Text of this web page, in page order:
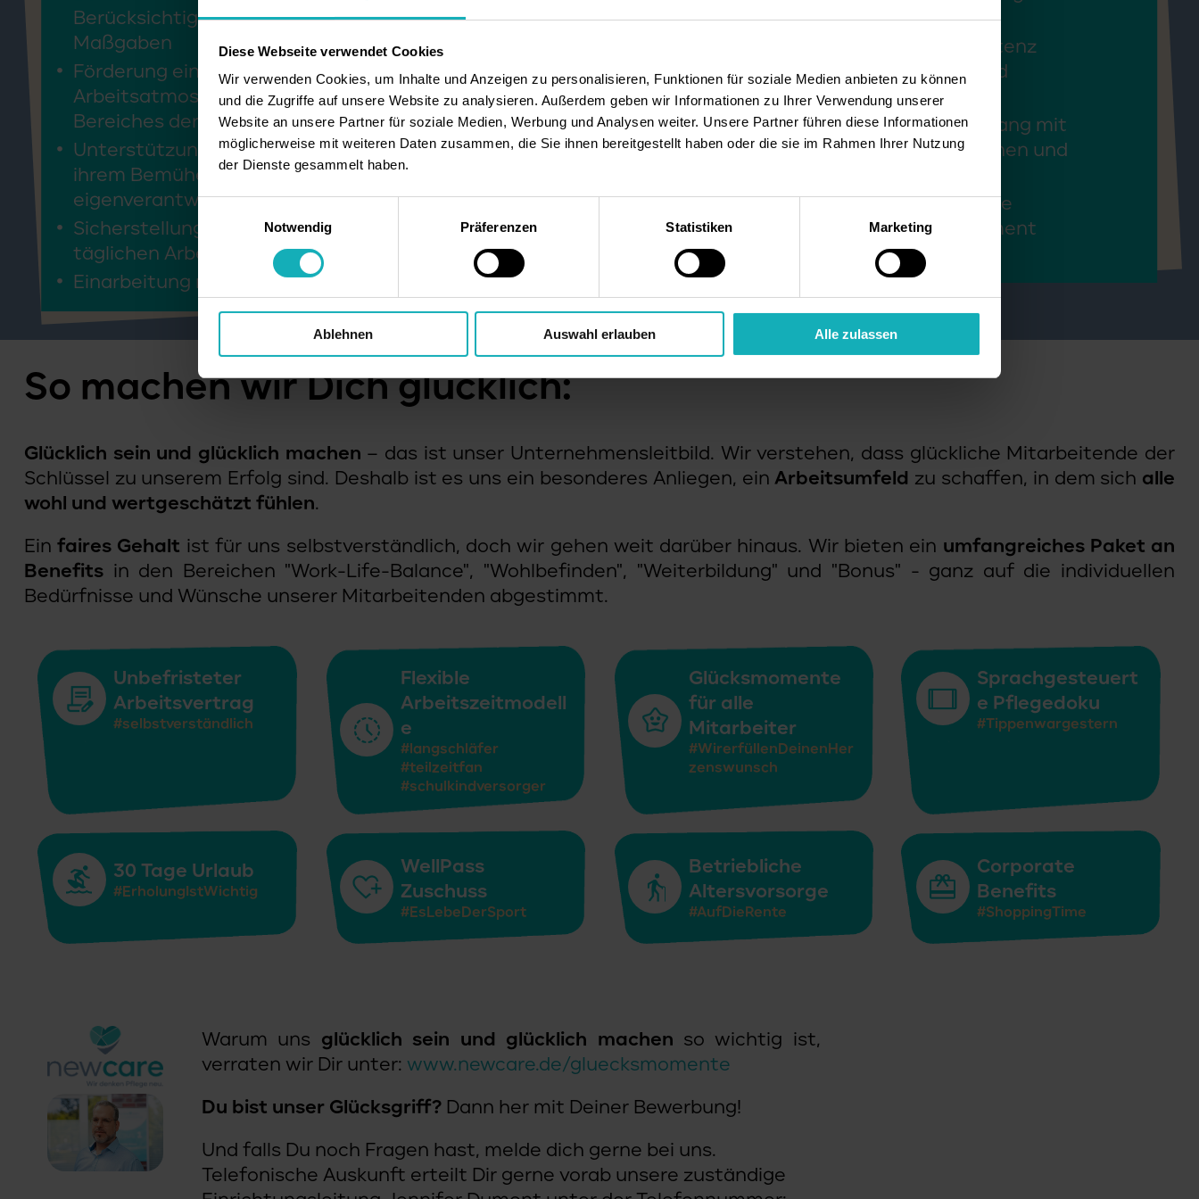
Diese Webseite verwendet Cookies
Wir verwenden Cookies, um Inhalte und Anzeigen zu personalisieren, Funktionen für soziale Medien anbieten zu können
und die Zugriffe auf unsere Website zu analysieren. Außerdem geben wir Informationen zu Ihrer Verwendung unserer
Website an unsere Partner für soziale Medien, Werbung und Analysen weiter. Unsere Partner führen diese Informationen
möglicherweise mit weiteren Daten zusammen, die Sie ihnen bereitgestellt haben oder die sie im Rahmen Ihrer Nutzung
der Dienste gesammelt haben.
Notwendig
Präferenzen Statistiken Marketing
Ablehnen Auswahl erlauben Alle zulassen
Berücksichtigung der gegebenen
Maßgaben
Förderung einer positiven
Arbeitsatmosphäre innerhalb des
Bereiches der Hauswirtschaft
Unterstützung der Mitarbeiter:innen in
ihrem Bemühen um selbständiges und
eigenverantwortliches Handeln
Sicherstellung der fachgerechten
täglichen Arbeit im Bereich Hauswirtschaft
Einarbeitung neuer Mitarbeiter:innen
Speisen und Reinigung
Neben Deiner fachlichen Kompetenz
überzeugst du mit Führungs- und
Organisationskompetenz
Kompetentes Auftreten im Umgang mit
Bewohnern:innen, Mitarbeiter:innen und
Ausgeprägte Teamfähigkeit, hohe
Motivation und starkes Engagement
runden Dein Profil ab
So machen wir Dich glücklich:
Glücklich sein und glücklich machen – das ist unser Unternehmensleitbild. Wir verstehen, dass glückliche Mitarbeitende der
Schlüssel zu unserem Erfolg sind. Deshalb ist es uns ein besonderes Anliegen, ein Arbeitsumfeld zu schaffen, in dem sich alle
wohl und wertgeschätzt fühlen.
Einfaires Gehalt ist für uns selbstverständlich, doch wir gehen weit darüber hinaus. Wir bieten ein umfangreiches Paket an
Benefitsin den Bereichen "Work-Life-Balance", "Wohlbefinden", "Weiterbildung" und "Bonus" - ganz auf die individuellen
Bedürfnisse und Wünsche unserer Mitarbeitenden abgestimmt.
Unbefristeter
Arbeitsvertrag
#selbstverständlich
Flexible
Arbeitszeitmodell
e
#langschläfer
#teilzeitfan
#schulkindversorger
Glücksmomente
für alle
Mitarbeiter
#WirerfüllenDeinenHer
zenswunsch
Sprachgesteuert
e Pflegedoku
#Tippenwargestern
30 Tage Urlaub
#ErholungIstWichtig
WellPass
Zuschuss
#EsLebeDerSport
Betriebliche
Altersvorsorge
#AufDieRente
Corporate
Benefits
#ShoppingTime
Warum uns glücklich sein und glücklich machen so wichtig ist,
verraten wir Dir unter: www.newcare.de/gluecksmomente
Du bist unser Glücksgriff? Dann her mit Deiner Bewerbung!
Und falls Du noch Fragen hast, melde dich gerne bei uns.
Telefonische Auskunft erteilt Dir gerne vorab unsere zuständige